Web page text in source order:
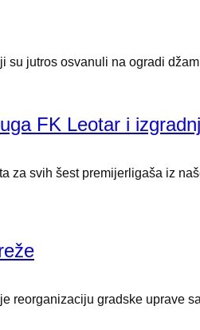
jutros osvanuli na ogradi
FK Leotar i
svih šest premijerligaša iz
gradske uprave